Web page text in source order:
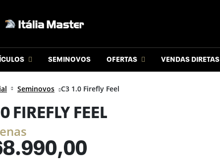
SEMINOVOS OFERTAS VENDAS DIRETAS
Seminovos C3 1.0 Firefly Feel
FIREFLY FEEL